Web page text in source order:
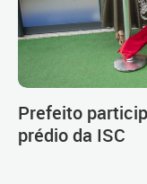
Prefeito
prédio da ISC